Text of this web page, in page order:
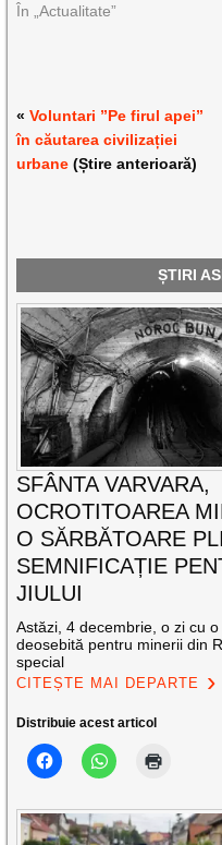
În „Actualitate”
«Voluntari ”Pe firul apei”
în căutarea civilizației
urbane (Știre anterioară)
ȘTIRI
SFÂNTA VARVARA,
OCROTITOAREA
O SĂRBĂTOARE
SEMNIFICAȚIE
JIULUI
Astăzi, 4 decembrie, o zi cu
deosebită pentru minerii din
special
CITEȘTE MAI DEPARTE
Distribuie acest articol